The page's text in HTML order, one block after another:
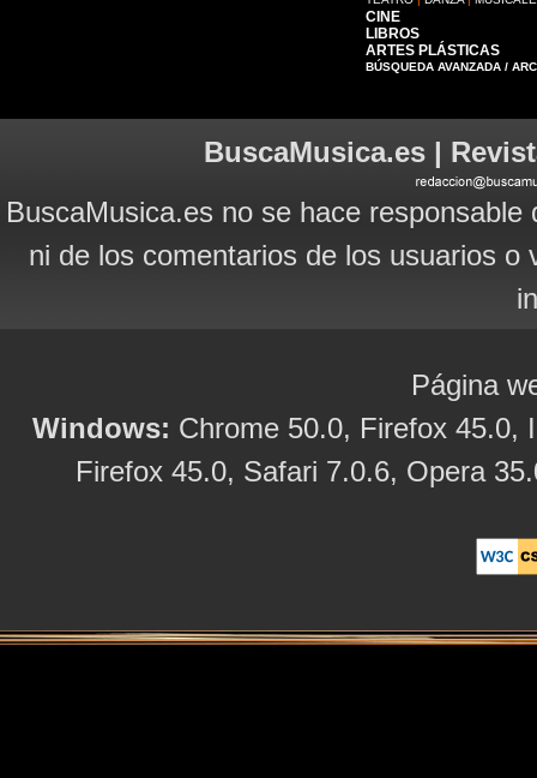
CINE
LIBROS
ARTES PLÁSTICAS
BÚSQUEDA AVANZADA /
BuscaMusica.es |
BuscaMusica.es no se hace
ni de los comentarios de los usuarios
Página
Windows: Chrome 50.0, Firefox 45.0,
Firefox 45.0, Safari 7.0.6, Opera